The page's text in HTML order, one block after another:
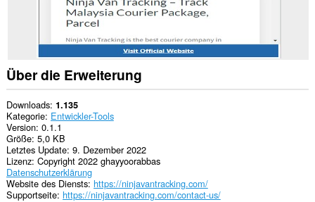
Über die Erweiterung
Downloads 1.135
Kategorie Entwickler-Tools
Version 0.1.1
Größe 5,0 KB
Letztes Update 9. Dezember 2022
Lizenz Copyright 2022 ghayyoorabbas
Datenschutzerklärung
Website des Diensts https://ninjavantracking.com/
Supportseite https://ninjavantracking.com/contact-us/